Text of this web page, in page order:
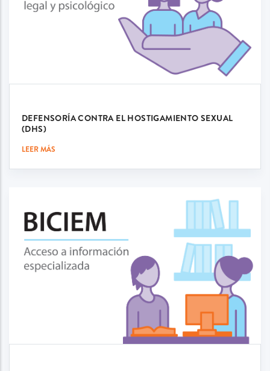
DEFENSORÍA CONTRA EL HOSTIGAMIENTO SEXUAL
(DHS)
LEER MÁS